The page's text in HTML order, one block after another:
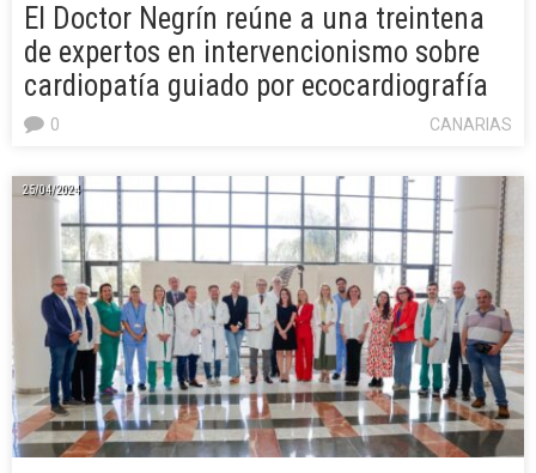
El Doctor Negrín reúne a una treintena
de expertos en intervencionismo sobre
cardiopatía guiado por ecocardiografía
CANARIAS
0
25/04/2024